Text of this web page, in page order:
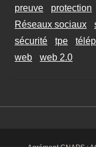
preuve
protection
Réseaux sociaux
sécurité
tpe
web
web 2.0